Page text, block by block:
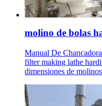
molino de bolas
Manual De
filter making lathe
dimensiones de